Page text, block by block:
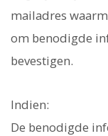
mailadres
om benodigde
bevestigen.
Indien:
De benodigde